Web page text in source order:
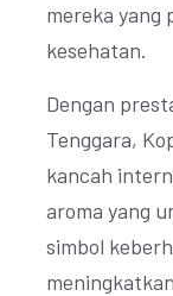
mereka yang
kesehatan.
Dengan
Tenggara,
kancah
aroma yang
simbol